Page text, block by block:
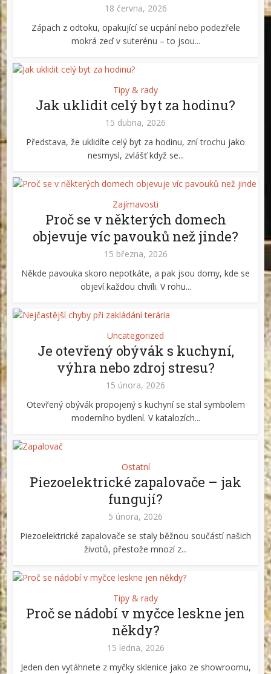
18 června, 2026
Zápach z odtoku, opakující se ucpání nebo podezřele
mokrá zeď v suterénu – to jsou...
Tipy & rady
Jak uklidit celý byt za hodinu?
15 dubna, 2026
Představa, že uklidíte celý byt za hodinu, zní trochu jako
nesmysl, zvlášť když se...
Zajímavosti
Proč se v některých domech
objevuje víc pavouků než jinde?
15 března, 2026
Někde pavouka skoro nepotkáte, a pak jsou domy, kde se
objeví každou chvíli. V rohu...
Uncategorized
Je otevřený obývák s kuchyní,
výhra nebo zdroj stresu?
15 února, 2026
Otevřený obývák propojený s kuchyní se stal symbolem
moderního bydlení. V katalozích...
Ostatní
Piezoelektrické zapalovače – jak
fungují?
5 února, 2026
Piezoelektrické zapalovače se staly běžnou součástí našich
životů, přestože mnozí z...
Tipy & rady
Proč se nádobí v myčce leskne jen
někdy?
15 ledna, 2026
Jeden den vytáhnete z myčky sklenice jako ze showroomu,